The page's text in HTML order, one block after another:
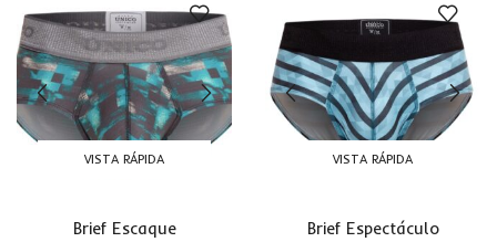
VISTA RÁPIDA
Brief Escaque
VISTA RÁPIDA
Brief Espectáculo